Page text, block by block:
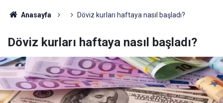
Anasayfa Döviz kurları haftaya nasıl başladı?
Döviz kurları haftaya nasıl başladı?